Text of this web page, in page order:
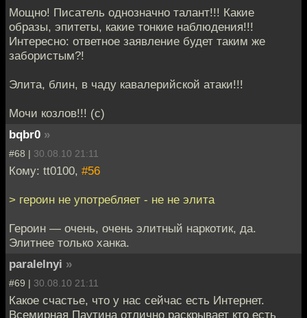
Мощно! Писатель однозначно талант!!! Какие
образы, эпитеты, какие тонкие наблюдения!!!
Интересно: ответное заявление будет таким же
забористым?!
Элита, блин, в чаду кавалерийской атаки!!!
Мочи козлов!!! (с)
bqbr0 »
#68 | 30.08.10 21:11
Кому: tt0100, #56
> героин не употребляет - не не элита
Героин — очень, очень элитный наркотик, да.
Элитнее только ханка.
paralelnyi »
#69 | 30.08.10 21:11
Какое счастье, что у нас сейчас есть Интернет.
Всемирная Паутина отлично раскрывает кто есть